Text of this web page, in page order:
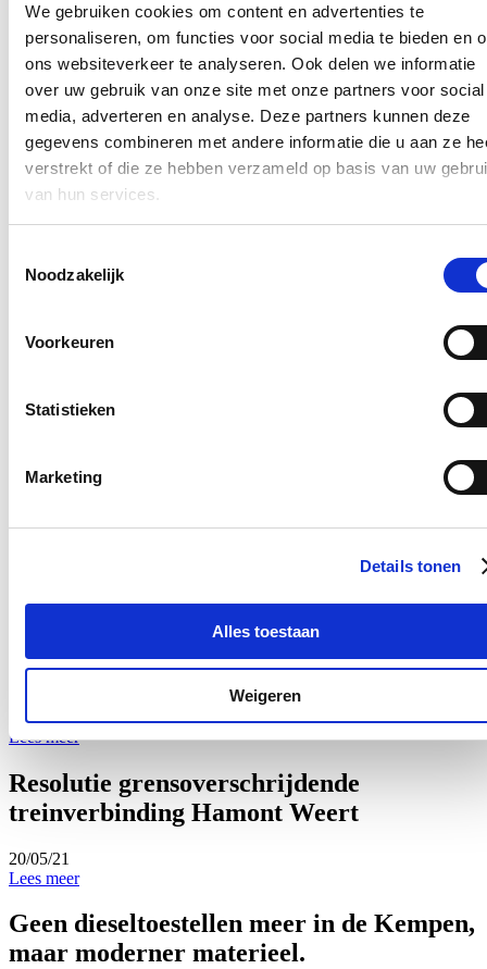
We gebruiken cookies om content en advertenties te
personaliseren, om functies voor social media te bieden en
ons websiteverkeer te analyseren. Ook delen we informatie
over uw gebruik van onze site met onze partners voor social
media, adverteren en analyse. Deze partners kunnen deze
gegevens combineren met andere informatie die u aan ze
verstrekt of die ze hebben verzameld op basis van uw
van hun services.
Noodzakelijk
Voorkeuren
Statistieken
Marketing
Details tonen
Alles toestaan
Weigeren
De Kamercommissie Financiën heeft het wetsontwerp diverse
fiscale bepalingen goedgekeurd. Dit ontwerp bevat een aftrekverbod
voor minnelijke schikkingen, gebaseerd op een voorstel van CD&V-
Kamerleden Servais Verherstraeten en Steven Matheï.
Lees meer
Sinds 2016 al 70 onderzoeken naar
misbruik of fraude bij federale
Ombudsman
28/10/21
opgevraagd door CD&V-Kamerlid en fractieleider Servais
CD&V wil briefstem mogelijk maken
wetsvoorstellen klaar om kiezers van 75 jaar en ouder toe te
laten om per brief te stemmen. Dit wil hij mogelijk maken voor
de federale, de regionale en de Europese verkiezingen. De
christendemocraten willen zo de participatie van ouderen in
ook het recht om per volmacht of in persoon te stemmen.
Lees meer
Resolutie grensoverschrijdende
treinverbinding Hamont Weert
20/05/21
Lees meer
Geen dieseltoestellen meer in de Kempen,
maar moderner materieel.